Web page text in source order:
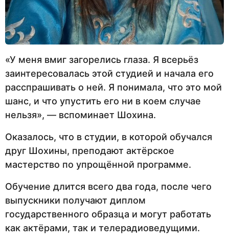
«У меня вмиг загорелись глаза. Я всерьёз
заинтересовалась этой студией и начала его
расспрашивать о ней. Я понимала, что это мой
шанс, и что упустить его ни в коем случае
нельзя», — вспоминает Шохина.
Оказалось, что в студии, в которой обучался
друг Шохины, преподают актёрское
мастерство по упрощённой программе.
Обучение длится всего два года, после чего
выпускники получают диплом
государственного образца и могут работать
как актёрами, так и телерадиоведущими.